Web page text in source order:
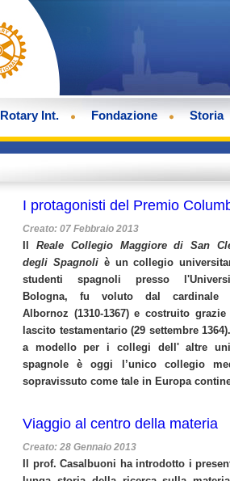
Rotary Int. Fondazione Storia
I protagonisti del Premio
Creato: 07 Febbraio 2013
Reale Collegio Maggiore di San
degli Spagnoli è un collegio
studenti spagnoli presso
Bologna, fu voluto dal cardinale
Albornoz (1310-1367) e costruito
lascito testamentario (29 settembre
a modello per i collegi dell' altre
spagnole è oggi l’unico collegio
sopravissuto come tale in Europa
Viaggio al centro della materia
Creato: 28 Gennaio 2013
Il prof. Casalbuoni ha introdotto i